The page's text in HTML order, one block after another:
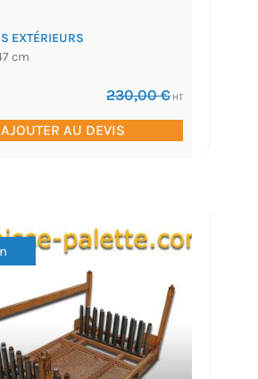
EXTÉRIEURS
cm
230,00€HT
AU DEVIS